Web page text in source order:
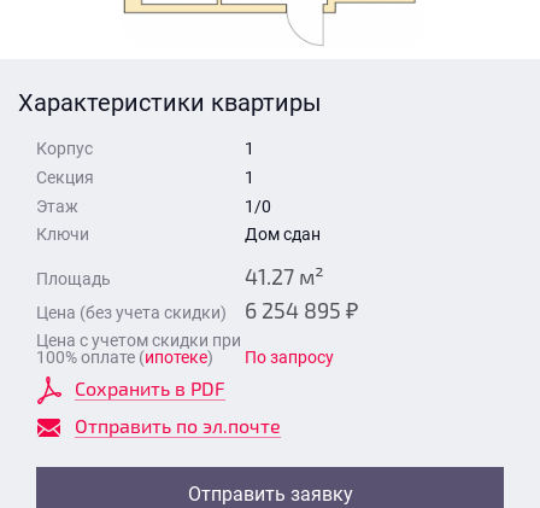
Характеристики квартиры
Корпус
1
Секция
1
Этаж
1/0
Ключи
Дом сдан
Площадь 41.27 м²
Цена (без учета скидки) 6 254 895 ₽
Цена с учетом скидки при
100% оплате (ипотеке) По запросу
Сохранить в PDF
Отправить по эл.почте
Отправить заявку
Отправить
Отправить
Отправить